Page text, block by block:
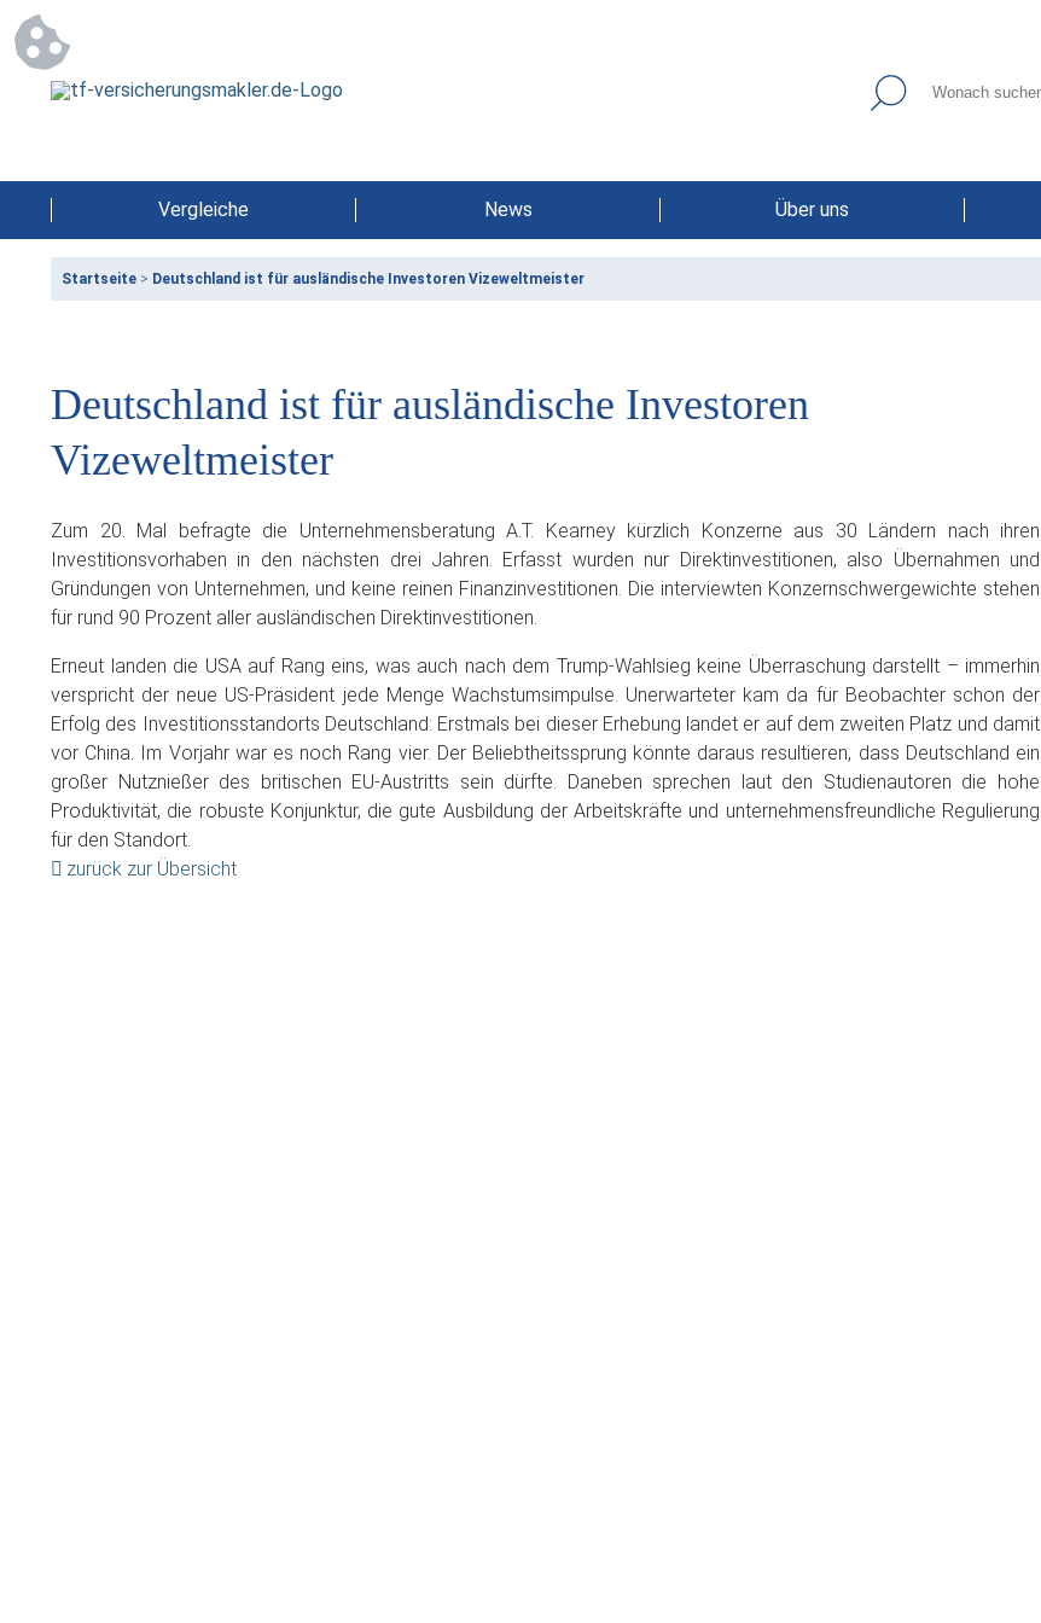
Vergleiche News Über uns
Startseite > Deutschland ist für ausländische Investoren Vizeweltmeister
Deutschland ist für ausländische Investoren
Vizeweltmeister
Zum 20. Mal befragte die Unternehmensberatung A.T. Kearney kürzlich Konzerne aus 30 Ländern nach ihren
Investitionsvorhaben in den nächsten drei Jahren. Erfasst wurden nur Direktinvestitionen, also Übernahmen und
Gründungen von Unternehmen, und keine reinen Finanzinvestitionen. Die interviewten Konzernschwergewichte stehen
für rund 90 Prozent aller ausländischen Direktinvestitionen.
Erneut landen die USA auf Rang eins, was auch nach dem Trump-Wahlsieg keine Überraschung darstellt – immerhin
verspricht der neue US-Präsident jede Menge Wachstumsimpulse. Unerwarteter kam da für Beobachter schon der
Erfolg des Investitionsstandorts Deutschland: Erstmals bei dieser Erhebung landet er auf dem zweiten Platz und damit
vor China. Im Vorjahr war es noch Rang vier. Der Beliebtheitssprung könnte daraus resultieren, dass Deutschland ein
großer Nutznießer des britischen EU-Austritts sein dürfte. Daneben sprechen laut den Studienautoren die hohe
Produktivität, die robuste Konjunktur, die gute Ausbildung der Arbeitskräfte und unternehmensfreundliche Regulierung
für den Standort.
zurück zur Übersicht